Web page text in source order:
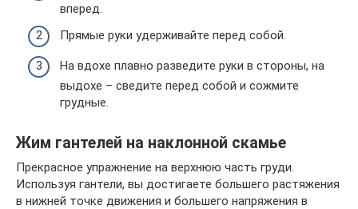
вперед.
Прямые руки удерживайте перед собой.
На вдохе плавно разведите руки в стороны, на
выдохе – сведите перед собой и сожмите
грудные.
Жим гантелей на наклонной скамье
Прекрасное упражнение на верхнюю часть груди.
Используя гантели, вы достигаете большего растяжения
в нижней точке движения и большего напряжения в